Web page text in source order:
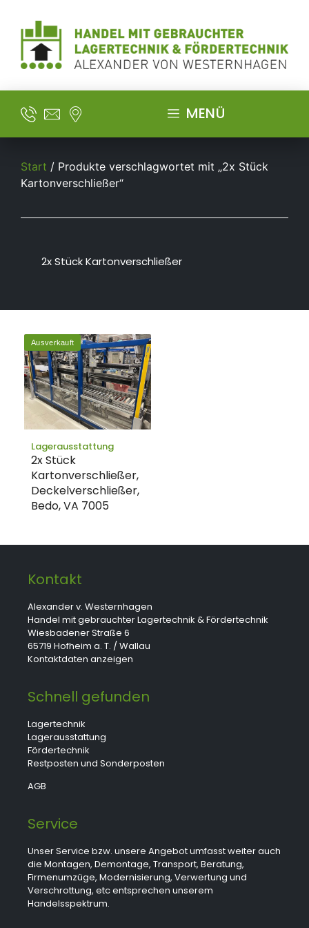
MENÜ
Start / Produkte verschlagwortet mit „2x Stück
Kartonverschließer“
2x Stück Kartonverschließer
Ausverkauft
Lagerausstattung
2x Stück
Kartonverschließer,
Deckelverschließer,
Bedo, VA 7005
Kontakt
Alexander v. Westernhagen
Handel mit gebrauchter Lagertechnik & Fördertechnik
Wiesbadener Straße 6
65719 Hofheim a. T. / Wallau
Kontaktdaten anzeigen
Schnell gefunden
Lagertechnik
Lagerausstattung
Fördertechnik
Restposten und Sonderposten
AGB
Service
Unser Service bzw. unsere Angebot umfasst weiter auch
die Montagen, Demontage, Transport, Beratung,
Firmenumzüge, Modernisierung, Verwertung und
Verschrottung, etc entsprechen unserem
Handelsspektrum.